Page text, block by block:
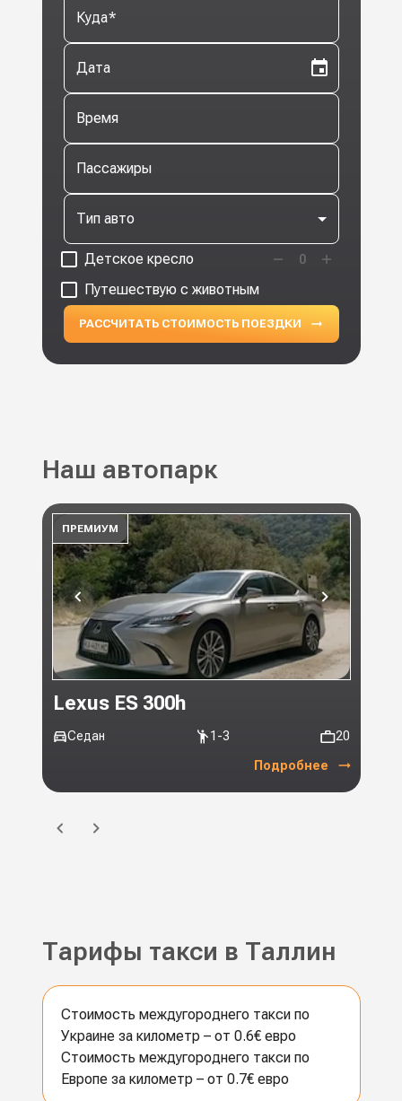
Куда*
Дата
Время
Пассажиры
Тип авто
Детское кресло 0
Путешествую с животным
РАССЧИТАТЬ СТОИМОСТЬ ПОЕЗДКИ
Наш автопарк
ПРЕМИУМ
Lexus ES 300h
Седан 1-3 20
Подробнее
Тарифы такси в Таллин
Стоимость междугороднего такси по
Украине за километр – от 0.6€ евро
Стоимость междугороднего такси по
Европе за километр – от 0.7€ евро